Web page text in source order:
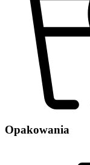
Opakowania